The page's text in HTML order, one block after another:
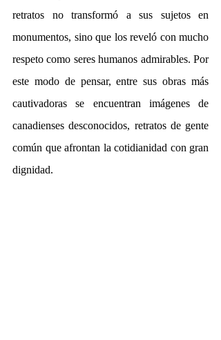
retratos no transformó a sus sujetos en
monumentos, sino que los reveló con mucho
respeto como seres humanos admirables. Por
este modo de pensar, entre sus obras más
cautivadoras se encuentran imágenes de
canadienses desconocidos, retratos de gente
común que afrontan la cotidianidad con gran
dignidad.